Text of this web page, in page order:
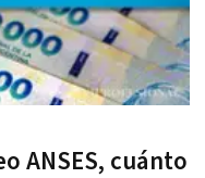
ANSES, cuánto